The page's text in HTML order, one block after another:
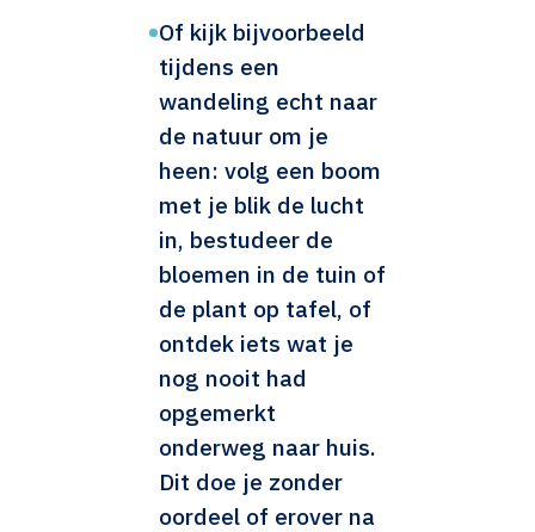
•Of kijk bijvoorbeeld
tijdens een
wandeling echt naar
de natuur om je
heen: volg een boom
met je blik de lucht
in, bestudeer de
bloemen in de tuin of
de plant op tafel, of
ontdek iets wat je
nog nooit had
opgemerkt
onderweg naar huis.
Dit doe je zonder
oordeel of erover na